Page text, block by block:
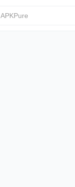
APKPure